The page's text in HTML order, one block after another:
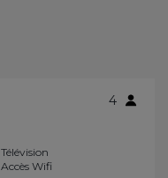
4
Télévision
Accès Wifi